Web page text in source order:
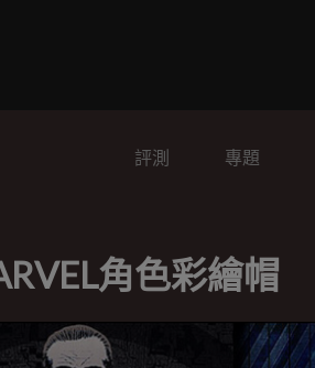
評測 專題
角色彩繪帽